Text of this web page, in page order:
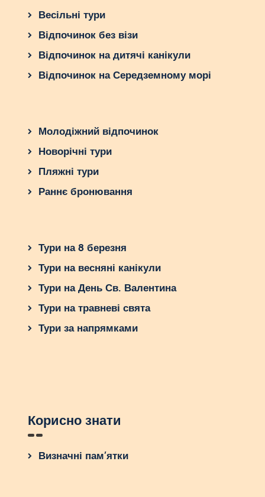
Весільні тури
Відпочинок без візи
Відпочинок на дитячі канікули
Відпочинок на Середземному морі
Молодіжний відпочинок
Новорічні тури
Пляжні тури
Раннє бронювання
Тури на 8 березня
Тури на весняні канікули
Тури на День Св. Валентина
Тури на травневі свята
Тури за напрямками
Корисно знати
Визначні пам’ятки